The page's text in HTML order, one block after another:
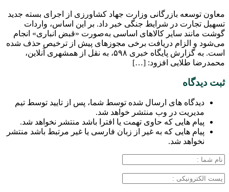
معاون توسعه بازرگانی وزارت جهاد کشاورزی از اجرای بسته جدید
تسهیل تجارت در شرایط جنگی خبر داد. بر این اساس، واردات
گوشت مانند سایر کالاهای اساسی به‌صورت «قبض انباری» انجام
می‌شود و الزام دریافت برخی مجوزهای پیش از ترخیص حذف شده
است. به گزارش پایگاه خبری ۵۹۸، به نقل از همشهری آنلاین،
محمدرضا طلایی افزود: […]
ثبت دیدگاه
دیدگاه های ارسال شده توسط شما، پس از تایید توسط تیم
مدیریت در وب منتشر خواهد شد.
پیام هایی که حاوی تهمت یا افترا باشد منتشر نخواهد شد.
پیام هایی که به غیر از زبان فارسی یا غیر مرتبط باشد منتشر
نخواهد شد.